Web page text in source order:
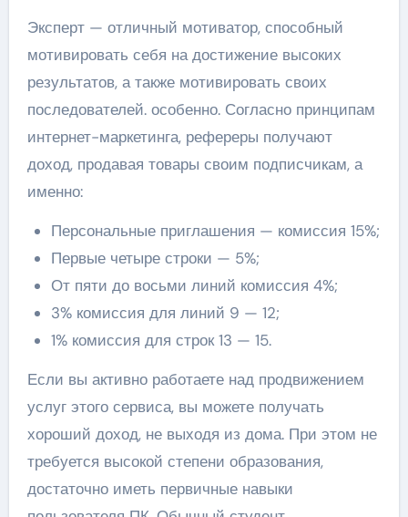
Эксперт — отличный мотиватор, способный
мотивировать себя на достижение высоких
результатов, а также мотивировать своих
последователей. особенно. Согласно принципам
интернет-маркетинга, рефереры получают
доход, продавая товары своим подписчикам, а
именно:
Персональные приглашения — комиссия 15%;
Первые четыре строки — 5%;
От пяти до восьми линий комиссия 4%;
3% комиссия для линий 9 — 12;
1% комиссия для строк 13 — 15.
Если вы активно работаете над продвижением
услуг этого сервиса, вы можете получать
хороший доход, не выходя из дома. При этом не
требуется высокой степени образования,
достаточно иметь первичные навыки